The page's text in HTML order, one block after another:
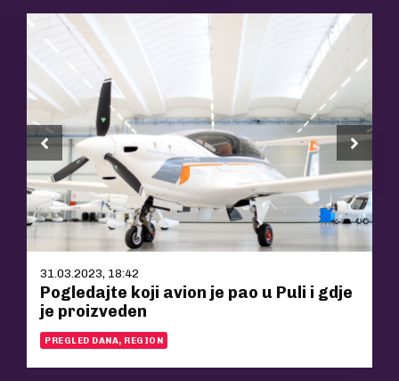
31.03.2023, 18:42
Pogledajte koji avion je pao u Puli i gdje
je proizveden
PREGLED DANA, REGION